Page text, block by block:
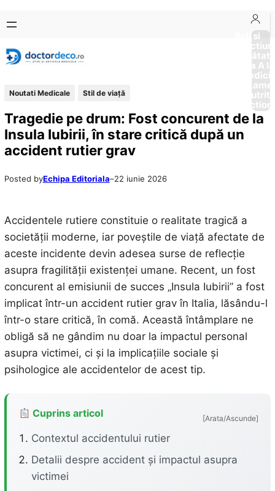
conținut
content
Boli si
Afectiuni
Sănătate
de la A
Noutati Medicale Stil de viaţă
Tragedie pe drum: Fost concurent de la
Insula Iubirii, în stare critică după un
accident rutier grav
Posted byEchipa Editoriala–22 iunie 2026
Accidentele rutiere constituie o realitate tragică a
societății moderne, iar poveștile de viață afectate de
aceste incidente devin adesea surse de reflecție
asupra fragilității existenței umane. Recent, un fost
concurent al emisiunii de succes „Insula Iubirii” a fost
implicat într-un accident rutier grav în Italia, lăsându-l
într-o stare critică, în comă. Această întâmplare ne
obligă să ne gândim nu doar la impactul personal
asupra victimei, ci și la implicațiile sociale și
psihologice ale accidentelor de acest tip.
Cuprins articol [Arata/Ascunde]
Contextul accidentului rutier
Detalii despre accident și impactul asupra
victimei